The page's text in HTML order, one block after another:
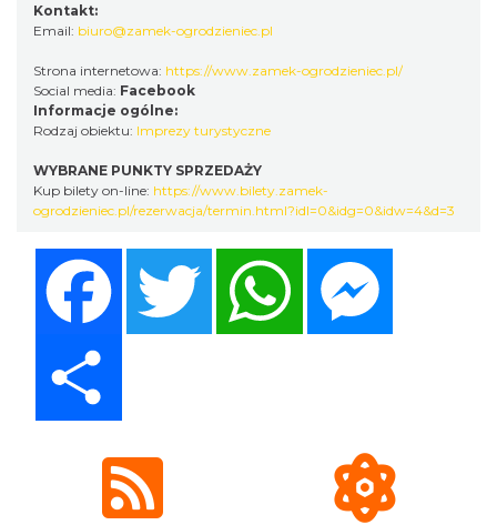
Podzamcze
0.00 km
Międzynarodowy Turniej Rycerski w
Podzamczu 2026
Podzamcze
0.05 km
Kontakt:
Email: biuro@zamek-ogrodzieniec.pl
Strona internetowa: https://www.zamek-ogrodzieniec.pl/
Social media: Facebook
Informacje ogólne:
Rodzaj obiektu: Imprezy turystyczne
WYBRANE PUNKTY SPRZEDAŻY
Kup bilety on-line: https://www.bilety.zamek-
ogrodzieniec.pl/rezerwacja/termin.html?idl=0&idg=0&idw=4&d=3
Twitter